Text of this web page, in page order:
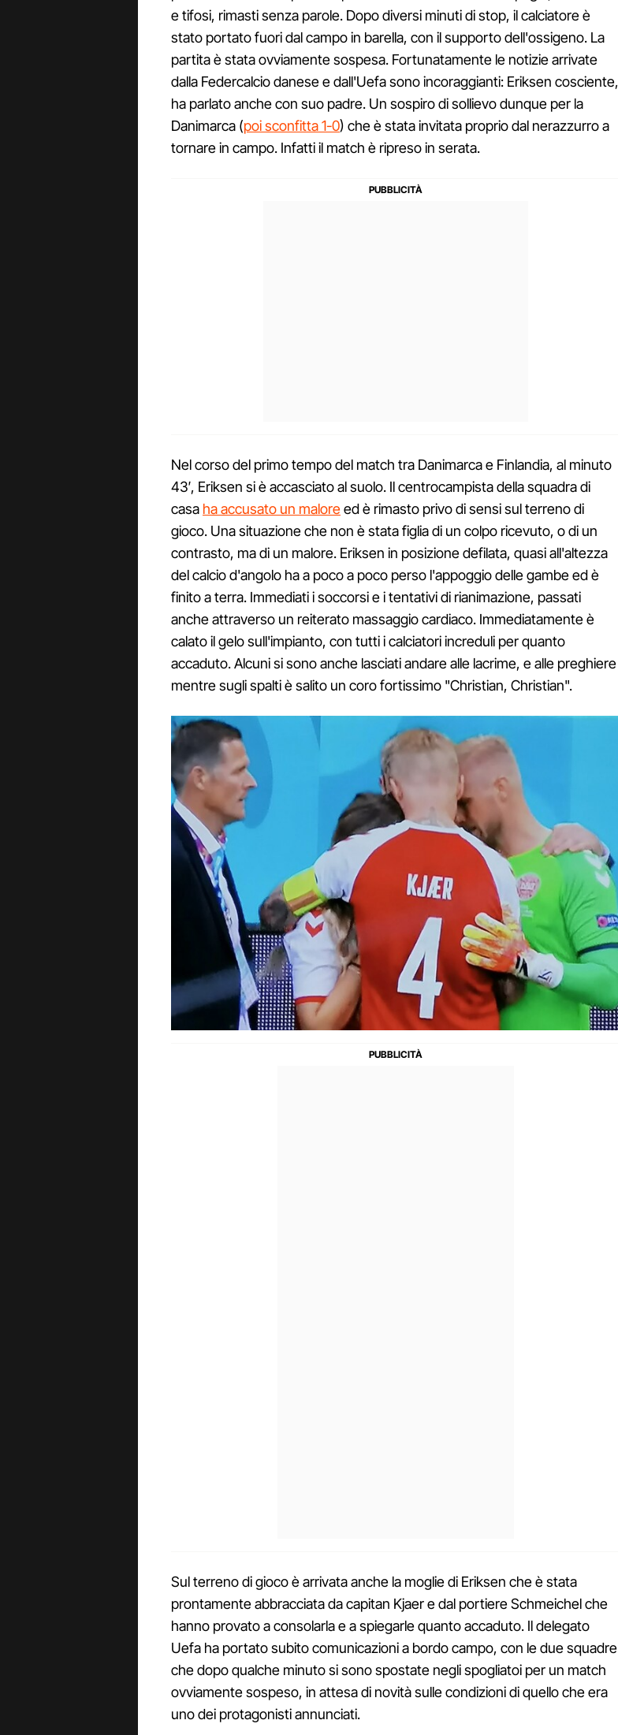
e tifosi, rimasti senza parole. Dopo diversi minuti di stop, il calciatore è
stato portato fuori dal campo in barella, con il supporto dell'ossigeno. La
partita è stata ovviamente sospesa. Fortunatamente le notizie arrivate
dalla Federcalcio danese e dall'Uefa sono incoraggianti: Eriksen cosciente,
ha parlato anche con suo padre. Un sospiro di sollievo dunque per la
Danimarca (poi sconfitta 1-0) che è stata invitata proprio dal nerazzurro a
tornare in campo. Infatti il match è ripreso in serata.
Nel corso del primo tempo del match tra Danimarca e Finlandia, al minuto
43′, Eriksen si è accasciato al suolo. Il centrocampista della squadra di
casa ha accusato un maloreed è rimasto privo di sensi sul terreno di
gioco. Una situazione che non è stata figlia di un colpo ricevuto, o di un
contrasto, ma di un malore. Eriksen in posizione defilata, quasi all'altezza
del calcio d'angolo ha a poco a poco perso l'appoggio delle gambe ed è
finito a terra. Immediati i soccorsi e i tentativi di rianimazione, passati
anche attraverso un reiterato massaggio cardiaco. Immediatamente è
calato il gelo sull'impianto, con tutti i calciatori increduli per quanto
accaduto. Alcuni si sono anche lasciati andare alle lacrime, e alle preghiere
mentre sugli spalti è salito un coro fortissimo "Christian, Christian".
Sul terreno di gioco è arrivata anche la moglie di Eriksen che è stata
prontamente abbracciata da capitan Kjaer e dal portiere Schmeichel che
hanno provato a consolarla e a spiegarle quanto accaduto. Il delegato
Uefa ha portato subito comunicazioni a bordo campo, con le due squadre
che dopo qualche minuto si sono spostate negli spogliatoi per un match
ovviamente sospeso, in attesa di novità sulle condizioni di quello che era
uno dei protagonisti annunciati.